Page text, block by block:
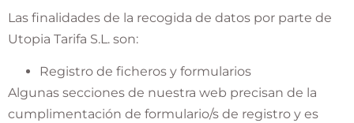
Las finalidades de la recogida de datos por parte de
Utopia Tarifa S.L. son:
Registro de ficheros y formularios
Algunas secciones de nuestra web precisan de la
cumplimentación de formulario/s de registro y es